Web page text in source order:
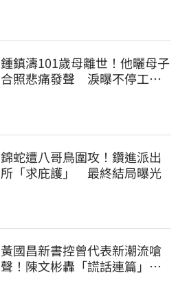
鍾鎮濤101歲母離世！他曬母子
合照悲痛發聲 淚曝不停工原
錦蛇遭八哥鳥圍攻！鑽進派出
所「求庇護」 最終結局曝光
黃國昌新書控曾代表新潮流嗆
聲！陳文彬轟「謊話連篇」：